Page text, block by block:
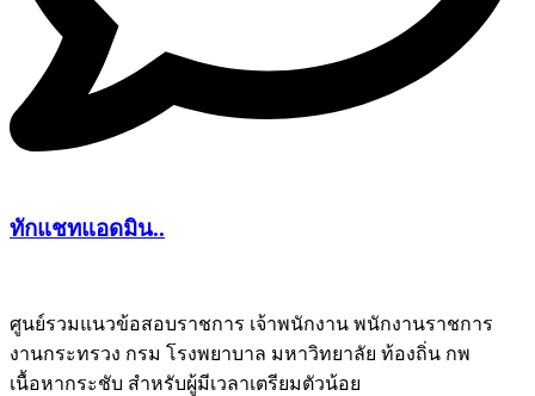
ทักแชทแอดมิน..
ศูนย์รวมแนวข้อสอบราชการ เจ้าพนักงาน พนักงานราชการ
งานกระทรวง กรม โรงพยาบาล มหาวิทยาลัย ท้องถิ่น กพ
เนื้อหากระชับ สำหรับผู้มีเวลาเตรียมตัวน้อย